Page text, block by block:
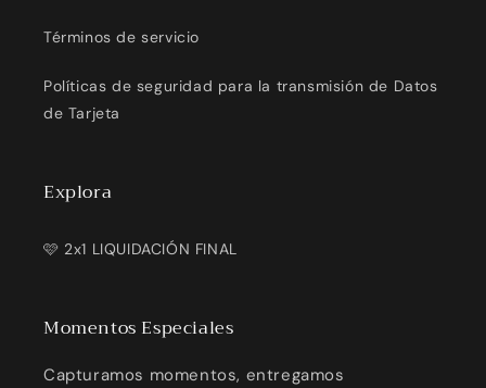
Términos de servicio
Políticas de seguridad para la transmisión de Datos
de Tarjeta
Explora
🩷 2x1 LIQUIDACIÓN FINAL
Momentos Especiales
Capturamos momentos, entregamos